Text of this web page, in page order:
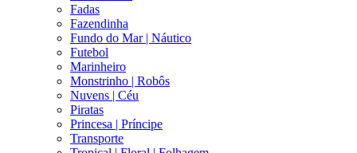
Fadas
Fazendinha
Fundo do Mar | Náutico
Futebol
Marinheiro
Monstrinho | Robôs
Nuvens | Céu
Piratas
Princesa | Príncipe
Transporte